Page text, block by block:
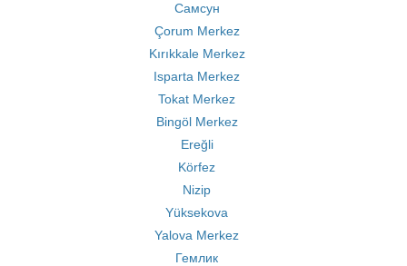
Самсун
Çorum Merkez
Kırıkkale Merkez
Isparta Merkez
Tokat Merkez
Bingöl Merkez
Ereğli
Körfez
Nizip
Yüksekova
Yalova Merkez
Гемлик